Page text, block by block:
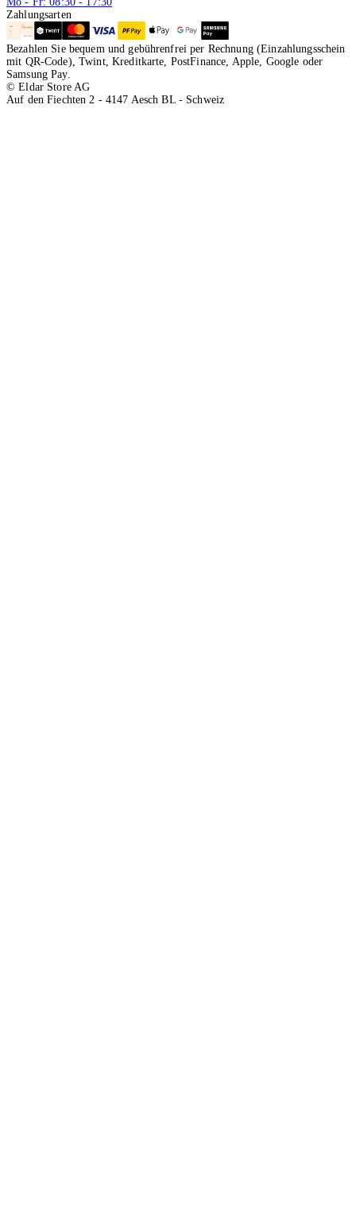
Zahlungsarten
Bezahlen Sie bequem und gebührenfrei per Rechnung (Einzahlungsschein
mit QR-Code), Twint, Kreditkarte, PostFinance, Apple, Google oder
Samsung Pay.
© Eldar Store AG
Auf den Fiechten 2 - 4147 Aesch BL - Schweiz